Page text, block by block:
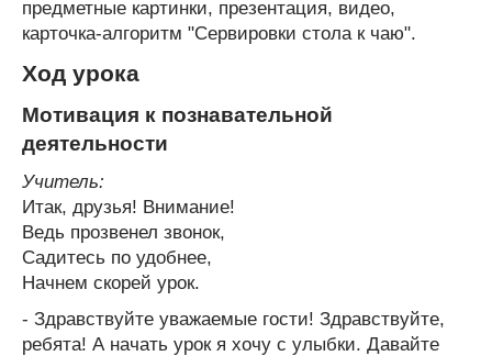
предметные картинки, презентация, видео,
карточка-алгоритм "Сервировки стола к чаю".
Ход урока
Мотивация к познавательной
деятельности
Учитель:
Итак, друзья! Внимание!
Ведь прозвенел звонок,
Садитесь по удобнее,
Начнем скорей урок.
- Здравствуйте уважаемые гости! Здравствуйте,
ребята! А начать урок я хочу с улыбки. Давайте